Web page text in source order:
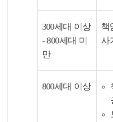
300세대 이상
- 800세대 미
만
책
사
800세대 이상